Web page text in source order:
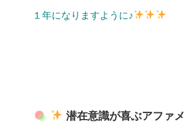
１年になりますように♪
潜在意識が喜ぶアファ